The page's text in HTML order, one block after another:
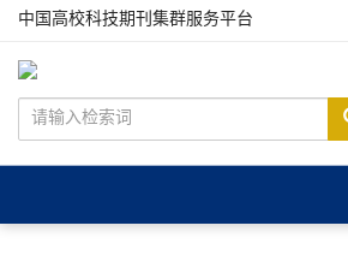
中国高校科技期刊集群服务平台